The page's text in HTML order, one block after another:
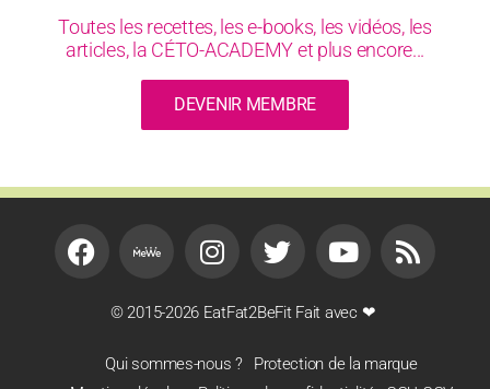
Toutes les recettes, les e-books, les vidéos, les
articles, la CÉTO-ACADEMY et plus encore...
DEVENIR MEMBRE
© 2015-2026 EatFat2BeFit Fait avec ❤
Qui sommes-nous ?
Protection de la marque